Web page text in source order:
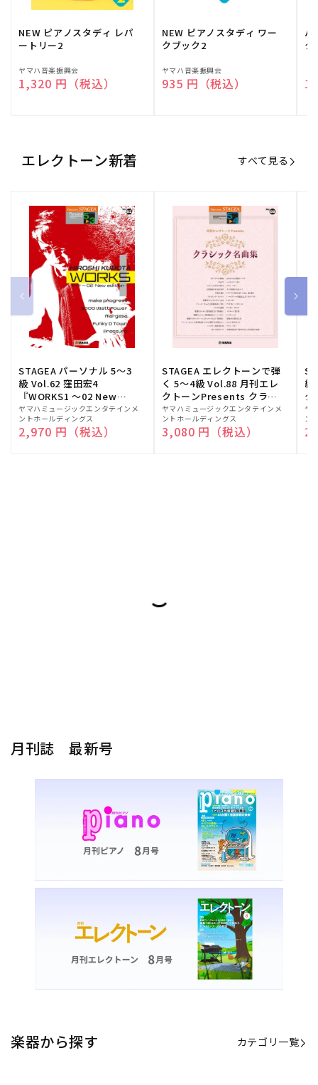
NEW ピアノスタディ レパ
ートリー2
販
売
ヤマハ音楽振興会
通常価格
1,320 円（税込）
NEW ピアノスタディ ワー
クブック2
販
売
ヤマハ音楽振興会
通常価格
935 円（税込）
バ
ク
売
エレクトーン新着 すべて見る
STAGEA パーソナル 5～3
級 Vol.62 窪田宏4
『WORKS1 ～02 New
edition～』
販
売
元:
ヤマハミュージックエンタテインメ
ントホールディングス
通常価格
2,970 円（税込）
STAGEA エレクトーンで弾
く 5～4級 Vol.88 月刊エレ
クトーンPresents クラシ
ック名曲集
販
売
元:
ヤマハミュージックエンタテインメ
ントホールディングス
通常価格
3,080 円（税込）
級
ク
販
売
元:
ヤ
ン
カテゴリ一覧